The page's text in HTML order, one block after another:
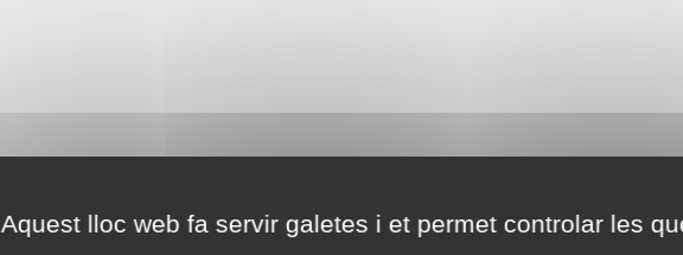
Aquest lloc web fa servir galetes i et permet controlar les